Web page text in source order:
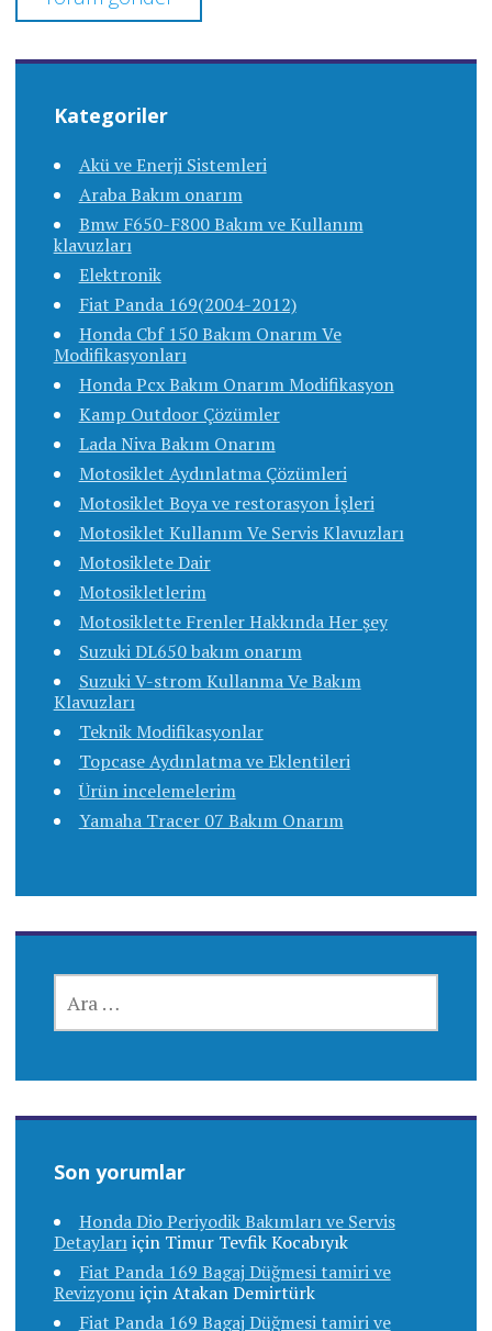
Kategoriler
Akü ve Enerji Sistemleri
Araba Bakım onarım
Bmw F650-F800 Bakım ve Kullanım
klavuzları
Elektronik
Fiat Panda 169(2004-2012)
Honda Cbf 150 Bakım Onarım Ve
Modifikasyonları
Honda Pcx Bakım Onarım Modifikasyon
Kamp Outdoor Çözümler
Lada Niva Bakım Onarım
Motosiklet Aydınlatma Çözümleri
Motosiklet Boya ve restorasyon İşleri
Motosiklet Kullanım Ve Servis Klavuzları
Motosiklete Dair
Motosikletlerim
Motosiklette Frenler Hakkında Her şey
Suzuki DL650 bakım onarım
Suzuki V-strom Kullanma Ve Bakım
Klavuzları
Teknik Modifikasyonlar
Topcase Aydınlatma ve Eklentileri
Ürün incelemelerim
Yamaha Tracer 07 Bakım Onarım
Son yorumlar
Honda Dio Periyodik Bakımları ve Servis
Detaylarıiçin Timur Tevfik Kocabıyık
Fiat Panda 169 Bagaj Düğmesi tamiri ve
RevizyonuiçinAtakan Demirtürk
Fiat Panda 169 Bagaj Düğmesi tamiri ve